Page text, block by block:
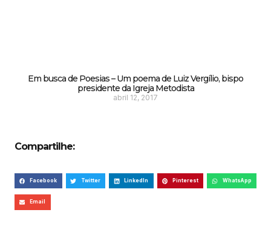
Em busca de Poesias – Um poema de Luiz Vergílio, bispo
presidente da Igreja Metodista
abril 12, 2017
Compartilhe:
Facebook Twitter LinkedIn Pinterest WhatsApp
Email